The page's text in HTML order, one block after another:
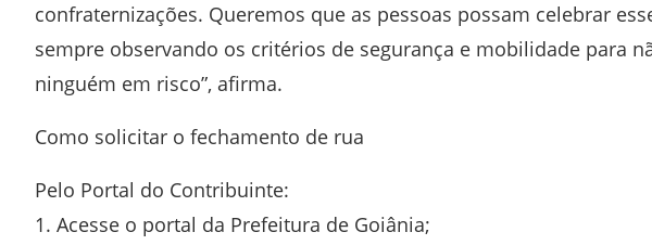
confraternizações. Queremos que as pessoas possam celebrar
sempre observando os critérios de segurança e mobilidade para
ninguém em risco”, afirma.
Como solicitar o fechamento de rua
Pelo Portal do Contribuinte:
1. Acesse o portal da Prefeitura de Goiânia;